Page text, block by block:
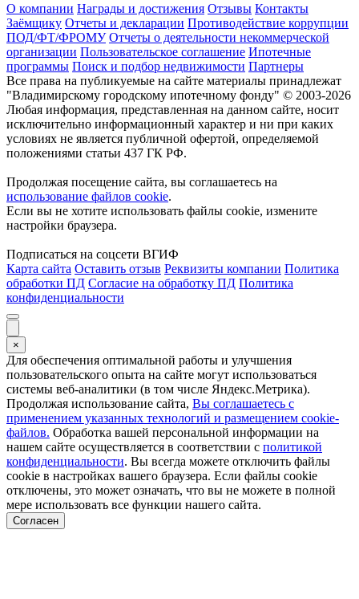
О компании Награды и достижения Отзывы Контакты
Заёмщику Отчеты и декларации Противодействие коррупции
ПОД/ФТ/ФРОМУ Отчеты о деятельности некоммерческой
организации Пользовательское соглашение Ипотечные
программы Поиск и подбор недвижимости Партнеры
Все права на публикуемые на сайте материалы принадлежат
"Владимирскому городскому ипотечному фонду" © 2003-2026
Любая информация, представленная на данном сайте, носит
исключительно информационный характер и ни при каких
условиях не является публичной офертой, определяемой
положениями статьи 437 ГК РФ.
Продолжая посещение сайта, вы соглашаетесь на
использование файлов cookie.
Если вы не хотите использовать файлы cookie, измените
настройки браузера.
Подписаться на соцсети ВГИФ
Карта сайта Оставить отзыв Реквизиты компании Политика
обработки ПД Согласие на обработку ПД Политика
конфиденциальности
×
Для обеспечения оптимальной работы и улучшения
пользовательского опыта на сайте могут использоваться
системы веб-аналитики (в том числе Яндекс.Метрика).
Продолжая использование сайта, Вы соглашаетесь с
применением указанных технологий и размещением cookie-
файлов. Обработка вашей персональной информации на
нашем сайте осуществляется в соответствии с политикой
конфиденциальности. Вы всегда можете отключить файлы
cookie в настройках вашего браузера. Если файлы cookie
отключены, это может означать, что вы не можете в полной
мере использовать все функции нашего сайта.
Согласен